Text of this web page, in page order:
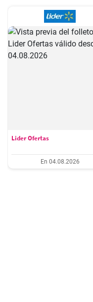
Lider Ofertas
En 04.08.2026